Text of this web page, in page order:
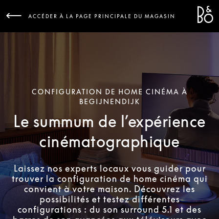
ACCÉDER À LA PAGE PRINCIPALE DU MAGASIN
CONFIGURATION DE HOME CINÉMA À
BEGIJNENDIJK
Le summum de l’expérience
cinématographique
Laissez nos experts locaux vous guider pour
trouver la configuration de home cinéma qui
convient à votre maison. Découvrez les
possibilités et testez différentes
configurations : du son surround 5.1 et des